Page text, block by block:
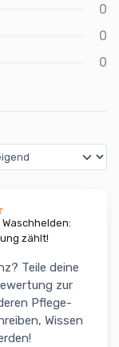
0
0
0
zählt!
Teile deine
zur
Pflege-
Wissen